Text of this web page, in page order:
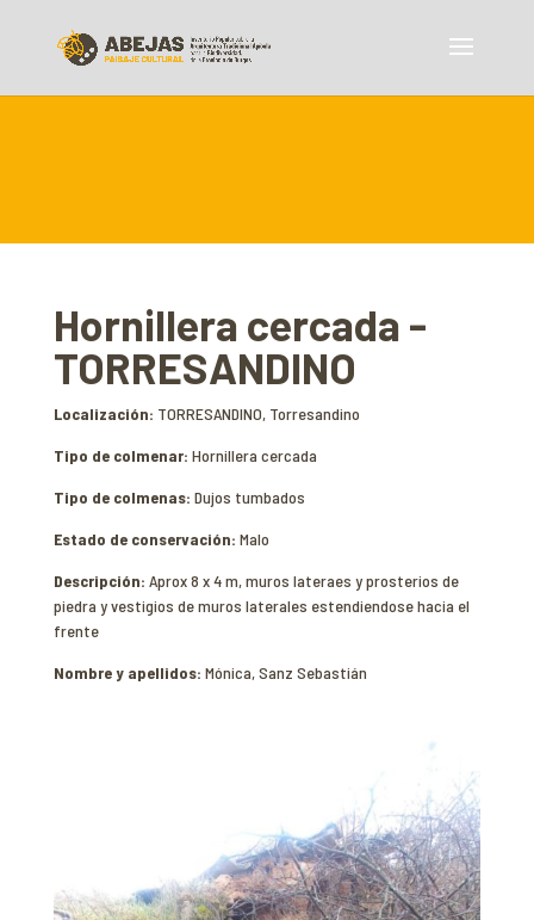
Hornillera cercada -
TORRESANDINO
Localización: TORRESANDINO, Torresandino
Tipo de colmenar: Hornillera cercada
Tipo de colmenas: Dujos tumbados
Estado de conservación: Malo
Descripción: Aprox 8 x 4 m, muros lateraes y prosterios de
piedra y vestigios de muros laterales estendiendose hacia el
frente
Nombre y apellidos: Mónica, Sanz Sebastián